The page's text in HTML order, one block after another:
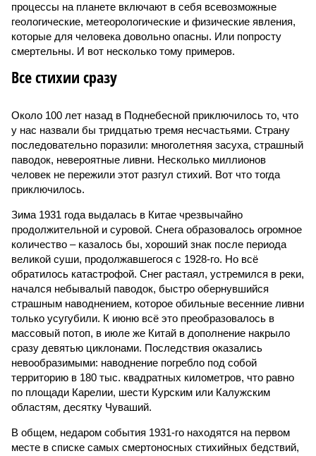
процессы на планете включают в себя всевозможные
геологические, метеорологические и физические явления,
которые для человека довольно опасны. Или попросту
смертельны. И вот несколько тому примеров.
Все стихии сразу
Около 100 лет назад в Поднебесной приключилось то, что
у нас назвали бы тридцатью тремя несчастьями. Страну
последовательно поразили: многолетняя засуха, страшный
паводок, невероятные ливни. Несколько миллионов
человек не пережили этот разгул стихий. Вот что тогда
приключилось.
Зима 1931 года выдалась в Китае чрезвычайно
продолжительной и суровой. Снега образовалось огромное
количество – казалось бы, хороший знак после периода
великой суши, продолжавшегося с 1928-го. Но всё
обратилось катастрофой. Снег растаял, устремился в реки,
начался небывалый паводок, быстро обернувшийся
страшным наводнением, которое обильные весенние ливни
только усугубили. К июню всё это преобразовалось в
массовый потоп, в июле же Китай в дополнение накрыло
сразу девятью циклонами. Последствия оказались
невообразимыми: наводнение погребло под собой
территорию в 180 тыс. квадратных километров, что равно
по площади Карелии, шести Курским или Калужским
областям, десятку Чуваший.
В общем, недаром события 1931-го находятся на первом
месте в списке самых смертоносных стихийных бедствий,